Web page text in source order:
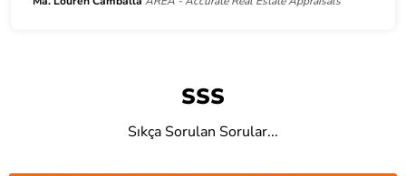
SSS
Sıkça Sorulan Sorular...